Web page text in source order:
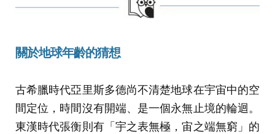
關於地球年齡的猜想
古希臘時代亞里斯多德尚不清楚地球在宇宙中的空
間定位，時間沒有開端、是一個永無止境的輪迴。
東漢時代張衡則有「宇之表無極，宙之端無窮」的